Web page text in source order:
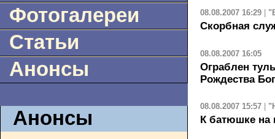
Фотогалереи
Статьи
Анонсы
Анонсы
08.08.2007 16:29
Скорбная
08.08.2007 16:05
Ограблен
Рождества
08.08.2007 15:57
К батюшке на